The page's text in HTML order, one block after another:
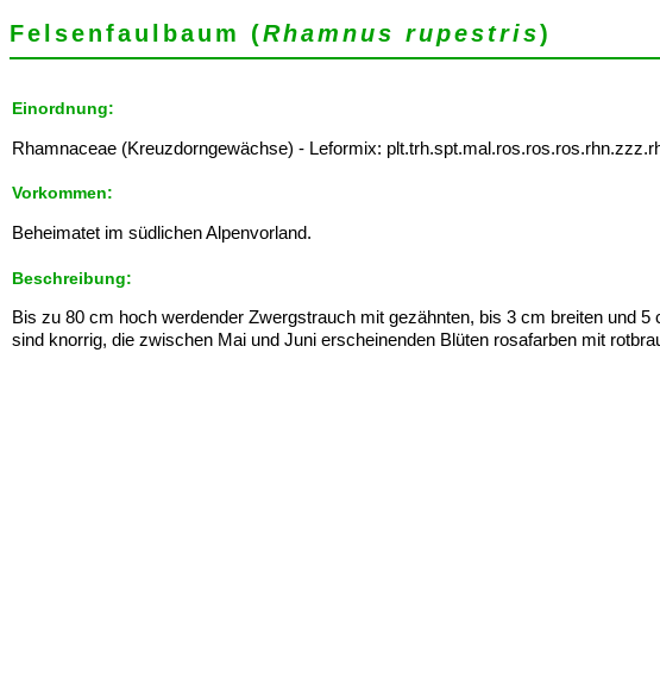
Felsenfaulbaum (Rhamnus rupestris)
Einordnung:
Rhamnaceae (Kreuzdorngewächse) - Leformix:
Vorkommen:
Beheimatet im südlichen Alpenvorland.
Beschreibung:
Bis zu 80 cm hoch werdender Zwergstrauch mit gezähnten, bis 3 cm breiten und
sind knorrig, die zwischen Mai und Juni erscheinenden Blüten rosafarben mit